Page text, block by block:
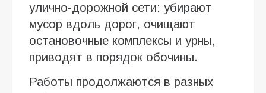
улично-дорожной сети: убирают
мусор вдоль дорог, очищают
остановочные комплексы и урны,
приводят в порядок обочины.
Работы продолжаются в разных